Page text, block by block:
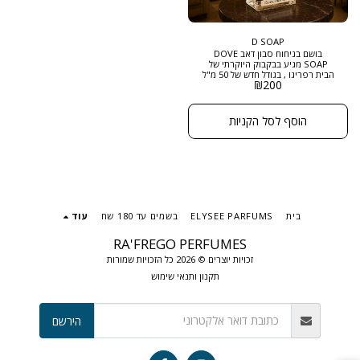
D SOAP
בושם בניחוח סבון דאב DOVE
SOAP מגיע בבקבוק היוקרתי של
הבית רפריגו , בגודל חדש של 50 מ"ל
ובריכוז EXTRACT DE PARFUM
נוצר במיוחד בשבילכם
₪200
הוסף לסל הקניות
RA'FREGO PERFUMES
זכויות יוצרים © 2026 כל הזכויות שמורות
תקנון ותנאי שימוש
בית ELYSEE PARFUMS בשמים עד 180 שח עוד
הירשם